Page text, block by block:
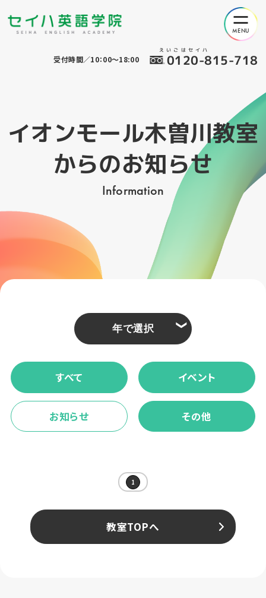
えいごはセイハ
0120-815-718
受付時間／10：00～18:00
イオンモール木曽川教室
からのお知らせ
Information
❮
すべて イベント
お知らせ その他
1
教室TOPへ